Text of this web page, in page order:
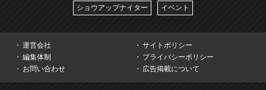
ショウアップナイター イベント
運営会社
サイトポリシー
編集体制
プライバシーポリシー
お問い合わせ
広告掲載について